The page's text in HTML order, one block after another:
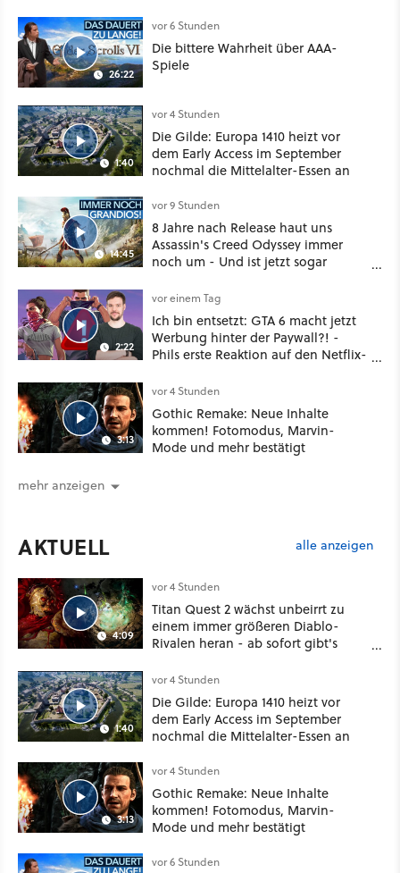
Klasse
26:22
vor 6 Stunden
Die bittere Wahrheit über AAA-
Spiele
1:40
vor 4 Stunden
Die Gilde: Europa 1410 heizt vor
dem Early Access im September
nochmal die Mittelalter-Essen an
14:45
vor 9 Stunden
8 Jahre nach Release haut uns
Assassin's Creed Odyssey immer
noch um - Und ist jetzt sogar
2:22
vor einem Tag
Ich bin entsetzt: GTA 6 macht jetzt
Werbung hinter der Paywall?! -
Phils erste Reaktion auf den Netflix-
3:13
vor 4 Stunden
Gothic Remake: Neue Inhalte
kommen! Fotomodus, Marvin-
Mode und mehr bestätigt
mehr anzeigen
AKTUELL alle anzeigen
4:09
vor 4 Stunden
Titan Quest 2 wächst unbeirrt zu
einem immer größeren Diablo-
Rivalen heran - ab sofort gibt's
Klasse
1:40
vor 4 Stunden
Die Gilde: Europa 1410 heizt vor
dem Early Access im September
nochmal die Mittelalter-Essen an
3:13
vor 4 Stunden
Gothic Remake: Neue Inhalte
kommen! Fotomodus, Marvin-
Mode und mehr bestätigt
vor 6 Stunden